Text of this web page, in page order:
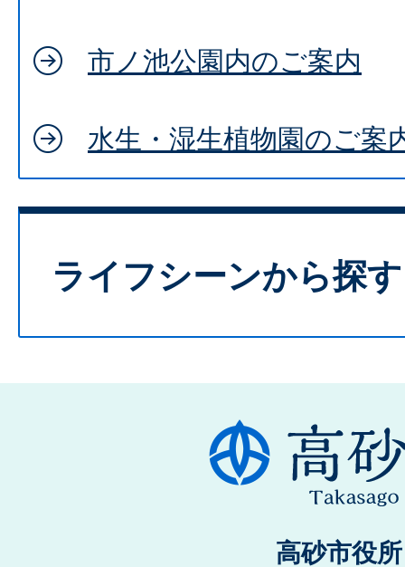
市ノ池公園内のご案内
水生・湿生植物園のご案
ライフシーンから探す
高砂市役所